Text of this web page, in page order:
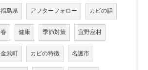
福島県 アフターフォロー カビの話
春 健康 季節対策 宜野座村
金武町 カビの特徴 名護市